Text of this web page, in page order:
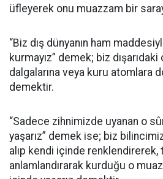
üfleyerek onu muazzam bir
​“Biz dış dünyanın ham
kurmayız” demek; biz dışarıdaki
dalgalarına veya kuru atomlara
demektir.
​“Sadece zihnimizde uyanan o
yaşarız” demek ise; biz
alıp kendi içinde renklendirerek,
anlamlandırarak kurduğu o